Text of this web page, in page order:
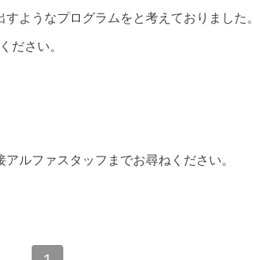
ようなプログラムをと考えておりました。
ださい。
ルファスタッフまでお尋ねください。